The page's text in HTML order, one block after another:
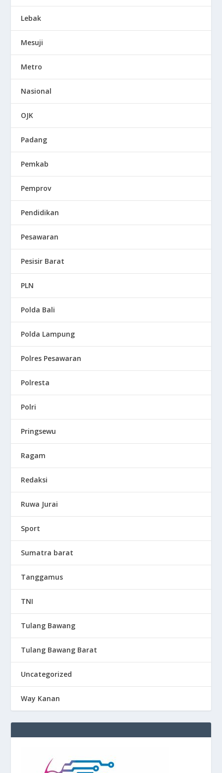
Lebak
Mesuji
Metro
Nasional
OJK
Padang
Pemkab
Pemprov
Pendidikan
Pesawaran
Pesisir Barat
PLN
Polda Bali
Polda Lampung
Polres Pesawaran
Polresta
Polri
Pringsewu
Ragam
Redaksi
Ruwa Jurai
Sport
Sumatra barat
Tanggamus
TNI
Tulang Bawang
Tulang Bawang Barat
Uncategorized
Way Kanan